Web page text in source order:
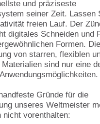
und präziseste
seiner Zeit. Lassen
freien Lauf. Der
digitales Schneiden und
Formen. Die
von starren, flexiblen
sind nur eine
Gründe für die
unseres Weltmeister
nicht vorenthalten: